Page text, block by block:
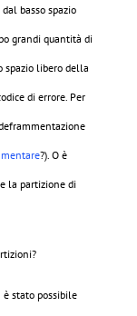
basso spazio
grandi quantità di
spazio libero della
di errore. Per
?). O è
la partizione di
è stato possibile